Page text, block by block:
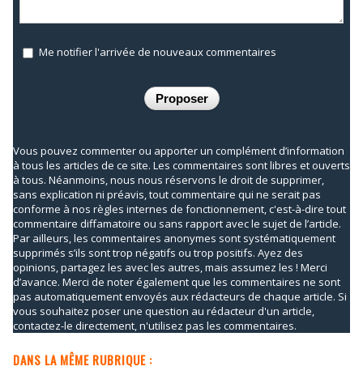
Me notifier l'arrivée de nouveaux commentaires
Vous pouvez commenter ou apporter un complément d’information
à tous les articles de ce site. Les commentaires sont libres et ouverts
à tous. Néanmoins, nous nous réservons le droit de supprimer,
sans explication ni préavis, tout commentaire qui ne serait pas
conforme à nos règles internes de fonctionnement, c'est-à-dire tout
commentaire diffamatoire ou sans rapport avec le sujet de l’article.
Par ailleurs, les commentaires anonymes sont systématiquement
supprimés s’ils sont trop négatifs ou trop positifs. Ayez des
opinions, partagez les avec les autres, mais assumez les ! Merci
d’avance. Merci de noter également que les commentaires ne sont
pas automatiquement envoyés aux rédacteurs de chaque article. Si
vous souhaitez poser une question au rédacteur d'un article,
contactez-le directement, n'utilisez pas les commentaires.
DANS LA MÊME RUBRIQUE :